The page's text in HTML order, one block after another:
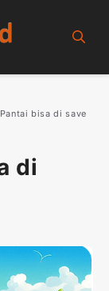
bisa di save
di